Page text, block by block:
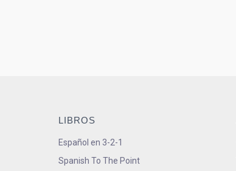
LIBROS
Español en 3-2-1
Spanish To The Point